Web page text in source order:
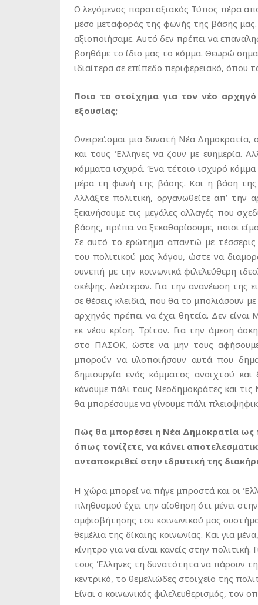
Ο λεγόμενος παραταξιακός Τύπος πέρα
μέσο μεταφοράς της φωνής της βάσης
αξιοποιήσαμε. Αυτό δεν πρέπει να
βοηθάμε το ίδιο μας το κόμμα. Θεωρώ
ιδιαίτερα σε επίπεδο περιφερειακό,
Ποιο το στοίχημα για τον νέο
εξουσίας;
Ονειρεύομαι μια δυνατή Νέα Δημοκρατία,
και τους Έλληνες να ζουν με ευημερία.
κόμματα ισχυρά. Ένα τέτοιο ισχυρό
μέρα τη φωνή της βάσης. Και η βάση
Αλλάξτε πολιτική, οργανωθείτε απ’ την
ξεκινήσουμε τις μεγάλες αλλαγές που
βάσης, πρέπει να ξεκαθαρίσουμε, ποιοι
Σε αυτό το ερώτημα απαντώ με τέσσερις
του πολιτικού μας λόγου, ώστε να
συνεπή με την κοινωνικά φιλελεύθερη
σκέψης. Δεύτερον. Για την ανανέωση της
σε θέσεις κλειδιά, που θα το μπολιάσουν
αρχηγός πρέπει να έχει θητεία. Δεν
εκ νέου κρίση. Τρίτον. Για την άμεση
στο ΠΑΣΟΚ, ώστε να μην τους αφήσουμε
μπορούν να υλοποιήσουν αυτά που
δημιουργία ενός κόμματος ανοιχτού
κάνουμε πάλι τους Νεοδημοκράτες και
θα μπορέσουμε να γίνουμε πάλι
Πώς θα μπορέσει η Νέα Δημοκρατία ως
όπως τονίζετε, να κάνει
ανταποκριθεί στην ιδρυτική της
Η χώρα μπορεί να πήγε μπροστά και οι
πληθυσμού έχει την αίσθηση ότι μένει
αμφισβήτησης του κοινωνικού μας
θεμέλια της δίκαιης κοινωνίας. Και για
κίνητρο για να είναι κανείς στην
τους Έλληνες τη δυνατότητα να πάρουν
κεντρικό, το θεμελιώδες στοιχείο της
Είναι ο κοινωνικός φιλελευθερισμός, τον